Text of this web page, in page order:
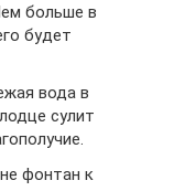
больше в
будет
вода в
сулит
фонтан к